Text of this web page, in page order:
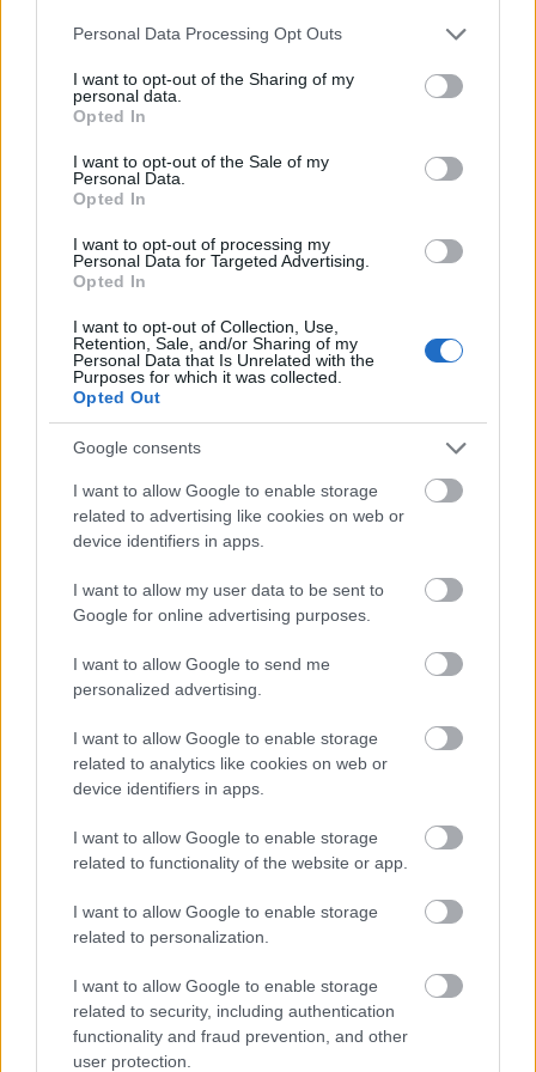
Please note that this website/app uses one or more Google
not limited to your visit or usage behaviour. You may click to
grant or deny consent to Google and its third-party tags to
use your data for below specified purposes in below Google
consent section.
Personal Data Processing Opt Outs
I want to opt-out of the Sharing of my
personal data.
Opted In
I want to opt-out of the Sale of my
Personal Data.
Opted In
I want to opt-out of processing my
Personal Data for Targeted Advertising.
Opted In
I want to opt-out of Collection, Use,
Retention, Sale, and/or Sharing of my
Personal Data that Is Unrelated with the
Purposes for which it was collected.
Opted Out
Google consents
I want to allow Google to enable storage
related to advertising like cookies on web or
device identifiers in apps.
I want to allow my user data to be sent to
Google for online advertising purposes.
I want to allow Google to send me
personalized advertising.
I want to allow Google to enable storage
related to analytics like cookies on web or
device identifiers in apps.
I want to allow Google to enable storage
related to functionality of the website or app.
I want to allow Google to enable storage
related to personalization.
I want to allow Google to enable storage
related to security, including authentication
functionality and fraud prevention, and other
user protection.
Egy új magyar csillagos, ami csak
félig magyar. Megmutatom az
világevő•2021. szeptember 04.
Az egyik új hazai Michelin-csillagosban egyszerre
elérhetők a hazai és a portugál gasztronómia
izgalmai.
Egy nagyon portugál befejezés (az ...